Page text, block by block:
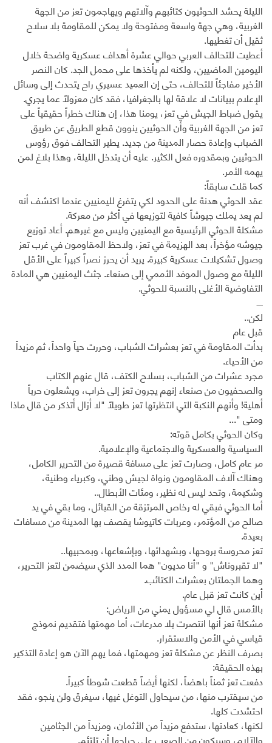
الليلة يحشد الحوثيون كتائبهم وآلاتهم ويهاجمون تعز من الجهة
الغربية، وهي جهة واسعة ومفتوحة ولا يمكن للمقاومة بلا سلاح
ثقيل أن تغطيها.
أعطيت للتحالف العربي حوالي عشرة أهداف عسكرية واضحة خلال
اليومين الماضيين، ولكنه لم يأخذها على محمل الجد. كان النصر
الأخير مفاجئاً للتحالف، حتى إن العميد عسيري راح يتحدث إلى وسائل
الإعلام ببيانات لا علاقة لها بالجغرافيا، فقد كان معزولاً عما يجري.
يقول ضباط الجيش في تعز، يومنا هذا، إن هناك خطراً حقيقياً على
تعز من الجهة الغربية وأن الحوثيين ينوون قطع الطريق عن طريق
الضباب وإعادة حصار المدينة من جديد. يطير التحالف فوق رؤوس
الحوثيين وبمقدوره فعل الكثير. عليه أن يتدخل الليلة، وهذا بلاغ لمن
يهمه الأمر.
كما قلت سابقاً:
عقد الحوثي هدنة على الحدود لكي يتفرغ لليمنيين عندما اكتشف أنه
لم يعد يملك جيوشاً كافية لتوزيعها في أكثر من معركة.
مشكلة الحوثي الرئيسية مع اليمنيين وليس مع غيرهم. أعاد توزيع
جيوشه مؤخراً، بعد الهزيمة في تعز، ولاحظ المقاومون في غرب تعز
وصول تشكيلات عسكرية كبيرة. يريد أن يحرز نصراً كبيراً على الأقل
الليلة مع وصول الموفد الأممي إلى صنعاء. جثث اليمنيين هي المادة
التفاوضية الأغلى بالنسبة للحوثي.
ـــــ
لكن..
قبل عام
بدأت المقاومة في تعز بعشرات الشباب، وحررت حياً واحداً، ثم مزيداً
من الأحياء.
مجرد عشرات من الشباب، بسلاح الكتف، قال عنهم الكتاب
والصحفيون من صنعاء إنهم يجرون تعز إلى خراب، ويشعلون حرباً
أهلية! وأنهم النكبة التي انتظرتها تعز طويلاً "لا أزال أتذكر من قال ماذا
ومتى "...
وكان الحوثي بكامل قوته:
السياسية والعسكرية والاجتماعية والإعلامية.
مر عام كامل، وصارت تعز على مسافة قصيرة من التحرير الكامل،
وهناك آلاف المقاومون ونواة لجيش وطني، وكبرياء وطنية،
وشكيمة، وتحد ليس له نظير، ومئات الأبطال..
أما الحوثي فبقي له رخاص المرتزقة من القبائل، وما بقي في يد
صالح من المؤتمر، وعربات كاتيوشا يقصف بها المدينة من مسافات
بعيدة.
تعز محروسة بروحها، وبشهدائها، وبإشعاعها، وبمحبيها..
"لا تقبروناش" و "أنا مديون" هما المدد الذي سيضمن لتعز التحرير،
وهما الجملتان بعشرات الكتائب.
أين كانت تعز قبل عام.
بالأمس قال لي مسؤول يمني من الرياض:
مشكلة تعز أنها انتصرت بلا مدرعات، أما مهمتها فتقديم نموذج
قياسي في الأمن والاستقرار.
بصرف النظر عن مشكلة تعز ومهمتها، فما يهم الآن هو إعادة التذكير
بهذه الحقيقة:
دفعت تعز ثمناً باهضاً، لكنها أيضاً قطعت شوطاً كبيراً.
من سيقترب منها، من سيحاول التوغل غيها، سيغرق ولن ينجو، فقد
احتشدت كلها.
لكنها، كعادتها، ستدفع مزيداً من الأثمان، ومزيداً من الجثامين
والآلام، وسيكون من الصعب على جراحها أن تلتئم.